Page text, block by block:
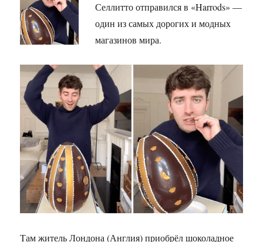
Селлитто отправился в «Harrods» —
один из самых дорогих и модных
магазинов мира.
Там житель Лондона (Англия) приобрёл шоколадное